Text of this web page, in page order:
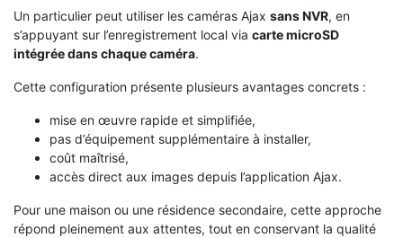
Un particulier peut utiliser les caméras Ajax sans NVR, en
s’appuyant sur l’enregistrement local via carte microSD
intégrée dans chaque caméra.
Cette configuration présente plusieurs avantages concrets :
mise en œuvre rapide et simplifiée,
pas d’équipement supplémentaire à installer,
coût maîtrisé,
accès direct aux images depuis l’application Ajax.
Pour une maison ou une résidence secondaire, cette approche
répond pleinement aux attentes, tout en conservant la qualité